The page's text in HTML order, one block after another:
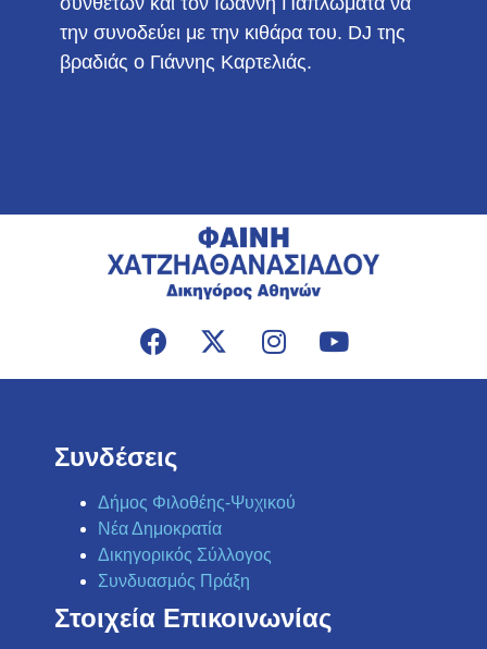
την συνοδεύει με την κιθάρα του. DJ της
βραδιάς ο Γιάννης Καρτελιάς.
Συνδέσεις
Δήμος Φιλοθέης-Ψυχικού
Νέα Δημοκρατία
Δικηγορικός Σύλλογος
Συνδυασμός Πράξη
Στοιχεία Επικοινωνίας